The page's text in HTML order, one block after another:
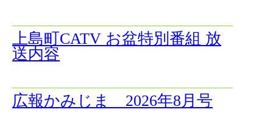
上島町CATV お盆特別番組 放
送内容
広報かみじま 2026年8月号